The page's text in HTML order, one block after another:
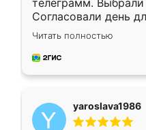
телеграмм.
Согласовали день
недели кухня была
довольны работой.
мебель за
Читать полностью
yaroslava1986